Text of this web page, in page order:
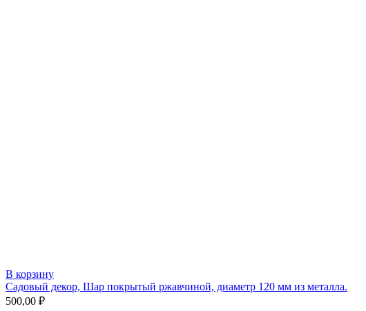
В корзину
Садовый декор, Шар покрытый ржавчиной, диаметр 120 мм из металла.
500,00 ₽